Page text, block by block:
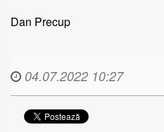
Dan Precup
04.07.2022 10:27